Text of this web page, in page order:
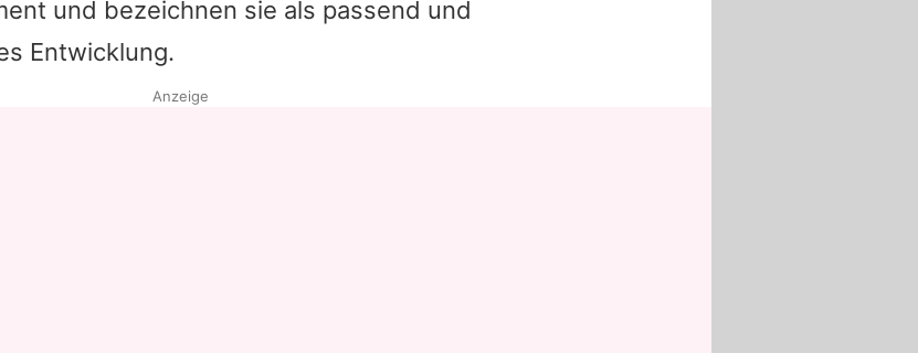
Nutzungsbedingungen
Utiq verwalten
und bezeichnen sie als passend und
Entwicklung.
Anzeige